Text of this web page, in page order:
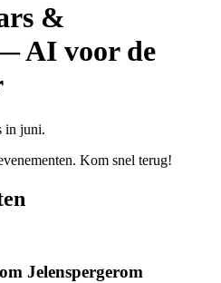
&
AI voor de
in juni.
Kom snel terug!
Jelenspergerom